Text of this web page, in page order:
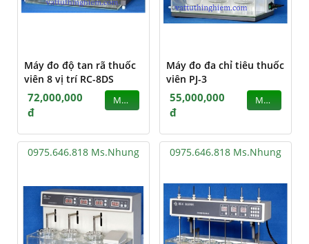
Máy đo độ tan rã thuốc
viên 8 vị trí RC-8DS
72,000,000
đ
MUA
Máy đo đa chỉ tiêu thuốc
viên PJ-3
55,000,000
đ
MUA
0975.646.818 Ms.Nhung 0975.646.818 Ms.Nhung